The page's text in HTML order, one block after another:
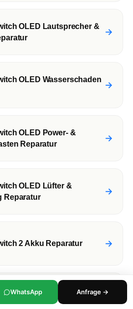
OLED Lautsprecher &
→
OLED Wasserschaden
→
OLED Power- &
Reparatur
→
OLED Lüfter &
Reparatur
→
2 Akku Reparatur →
Akku Reparatur →
WhatsApp Anfrage →